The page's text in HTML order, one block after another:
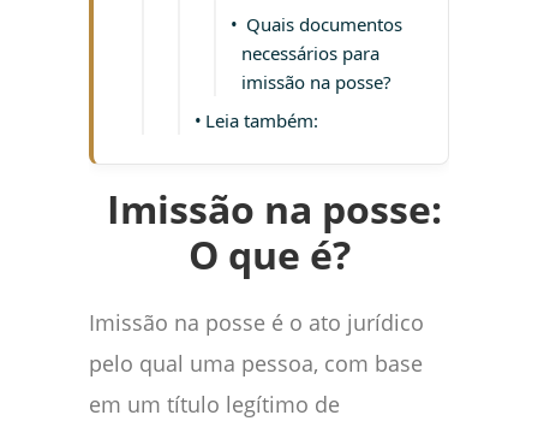
Quais documentos
necessários para
imissão na posse?
Leia também:
Imissão na posse:
O que é?
Imissão na posse é o ato jurídico
pelo qual uma pessoa, com base
em um título legítimo de